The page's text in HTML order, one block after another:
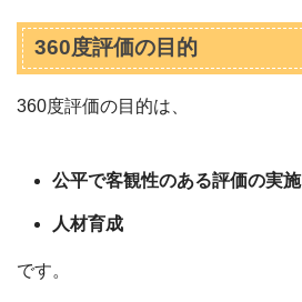
360度評価の目的
360度評価の目的は、
公平で客観性のある評価の実施
人材育成
です。